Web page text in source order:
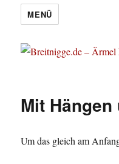
MENÜ
Mit
Um das gleich am